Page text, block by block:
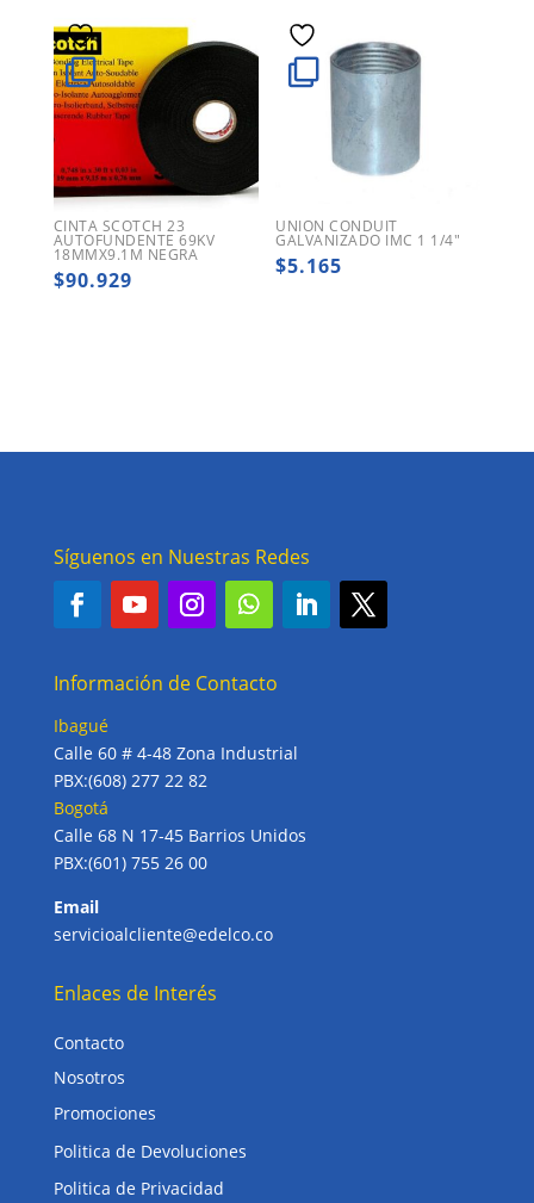
CINTA SCOTCH 23
AUTOFUNDENTE 69KV
18MMX9.1M NEGRA
$90.929
UNION CONDUIT
GALVANIZADO IMC 1 1/4″
$5.165
Síguenos en Nuestras Redes
Información de Contacto
Ibagué
Calle 60 # 4-48 Zona Industrial
PBX:(608) 277 22 82
Bogotá
Calle 68 N 17-45 Barrios Unidos
PBX:(601) 755 26 00
Email
servicioalcliente@edelco.co
Enlaces de Interés
Contacto
Nosotros
Promociones
Politica de Devoluciones
Politica de Privacidad